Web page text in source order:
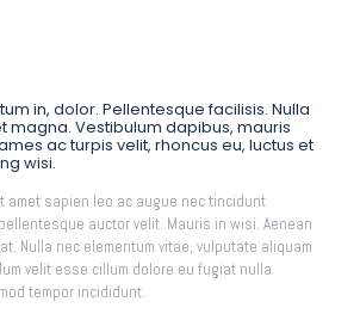
in, dolor. Pellentesque facilisis. Nulla
magna. Vestibulum dapibus, mauris
ac turpis velit, rhoncus eu, luctus et
wisi.
amet sapien leo ac augue nec tincidunt
auctor velit. Mauris in wisi. Aenean
Nulla nec elementum vitae, vulputate aliquam
velit esse cillum dolore eu fugiat nulla
tempor incididunt.